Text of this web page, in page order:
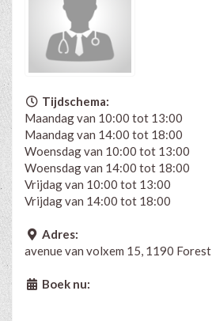
Tijdschema:
Maandag van 10:00 tot 13:00
Maandag van 14:00 tot 18:00
Woensdag van 10:00 tot 13:00
Woensdag van 14:00 tot 18:00
Vrijdag van 10:00 tot 13:00
Vrijdag van 14:00 tot 18:00
Adres:
avenue van volxem 15, 1190 Forest
Boek nu: